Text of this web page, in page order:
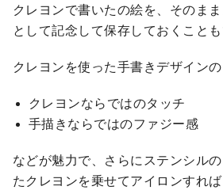
クレヨンで書いたの絵を、そのま
として記念して保存しておくことも
クレヨンを使った手書きデザイン
クレヨンならではのタッチ
手描きならではのファジー感
などが魅力で、さらにステンシル
たクレヨンを乗せてアイロンすれ